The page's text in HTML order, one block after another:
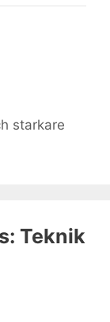
starkare
Teknik